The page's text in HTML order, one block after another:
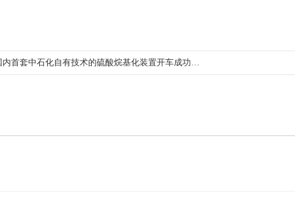
首套中石化自有技术的硫酸烷基化装置开车成功…